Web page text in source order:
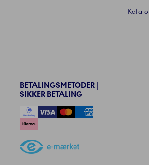
BETALINGSMETODER |
SIKKER BETALING